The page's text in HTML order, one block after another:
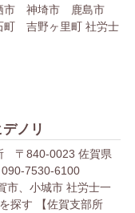
市 神埼市 鹿島市
吉野ヶ里町 社労士
ノリ
〒840-0023 佐賀県
090-7530-6100
、小城市 社労士一
探す 【佐賀支部所